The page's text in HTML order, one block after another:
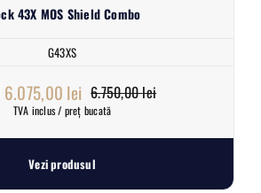
43X MOS Shield Combo
G43XS
6.750,00leiPrețul
6.075,00 lei
Prețul
6.075,00 lei.
TVA inclus / preț bucată
Vezi produsul